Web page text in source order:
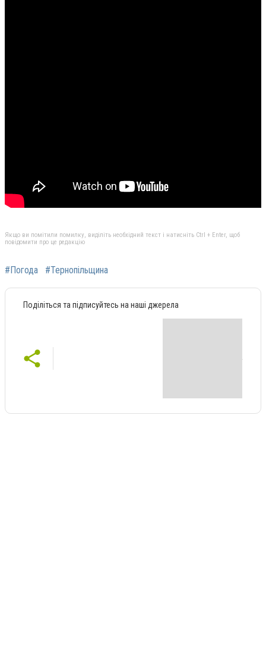
Якщо ви помітили помилку, виділіть необхідний текст і натисніть Ctrl + Enter, щоб
повідомити про це редакцію
#Погода #Тернопільщина
Поділіться та підписуйтесь на наші джерела